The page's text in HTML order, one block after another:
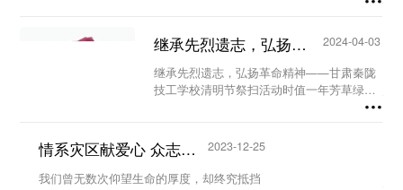
人人享有技能的校园氛围。5月23日至29
日，我校...
继承先烈遗志，弘扬革命精神-甘肃秦陇技工学校清明节祭扫活动...
2024-04-03
继承先烈遗志，弘扬革命精神——甘肃秦陇
技工学校清明节祭扫活动时值一年芳草绿，
又是一年清明时。为缅怀革命先烈、铭记历
烈精神，在党支部及校团委的组织领导下，
我校于20...
情系灾区献爱心 众志成城渡难关...
2023-12-25
我们曾无数次仰望生命的厚度，却终究抵挡